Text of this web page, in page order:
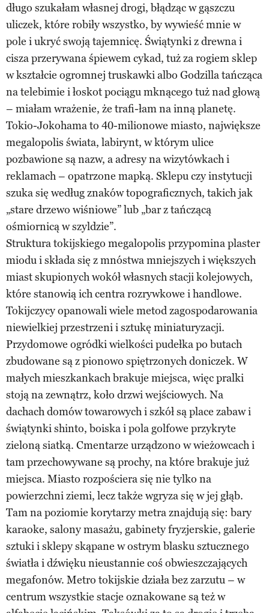
długo szukałam własnej drogi, błądząc w gąszczu
uliczek, które robiły wszystko, by wywieść mnie w
pole i ukryć swoją tajemnicę. Świątynki z drewna i
cisza przerywana śpiewem cykad, tuż za rogiem sklep
w kształcie ogromnej truskawki albo Godzilla tańcząca
na telebimie i łoskot pociągu mknącego tuż nad głową
– miałam wrażenie, że trafi-łam na inną planetę.
Tokio-Jokohama to 40-milionowe miasto, największe
megalopolis świata, labirynt, w którym ulice
pozbawione są nazw, a adresy na wizytówkach i
reklamach – opatrzone mapką. Sklepu czy instytucji
szuka się według znaków topograficznych, takich jak
„stare drzewo wiśniowe” lub „bar z tańczącą
ośmiornicą w szyldzie”.
Struktura tokijskiego megalopolis przypomina plaster
miodu i składa się z mnóstwa mniejszych i większych
miast skupionych wokół własnych stacji kolejowych,
które stanowią ich centra rozrywkowe i handlowe.
Tokijczycy opanowali wiele metod zagospodarowania
niewielkiej przestrzeni i sztukę miniaturyzacji.
Przydomowe ogródki wielkości pudełka po butach
zbudowane są z pionowo spiętrzonych doniczek. W
małych mieszkankach brakuje miejsca, więc pralki
stoją na zewnątrz, koło drzwi wejściowych. Na
dachach domów towarowych i szkół są place zabaw i
świątynki shinto, boiska i pola golfowe przykryte
zieloną siatką. Cmentarze urządzono w wieżowcach i
tam przechowywane są prochy, na które brakuje już
miejsca. Miasto rozpościera się nie tylko na
powierzchni ziemi, lecz także wgryza się w jej głąb.
Tam na poziomie korytarzy metra znajdują się: bary
karaoke, salony masażu, gabinety fryzjerskie, galerie
sztuki i sklepy skąpane w ostrym blasku sztucznego
światła i dźwięku nieustannie coś obwieszczających
megafonów. Metro tokijskie działa bez zarzutu – w
centrum wszystkie stacje oznakowane są też w